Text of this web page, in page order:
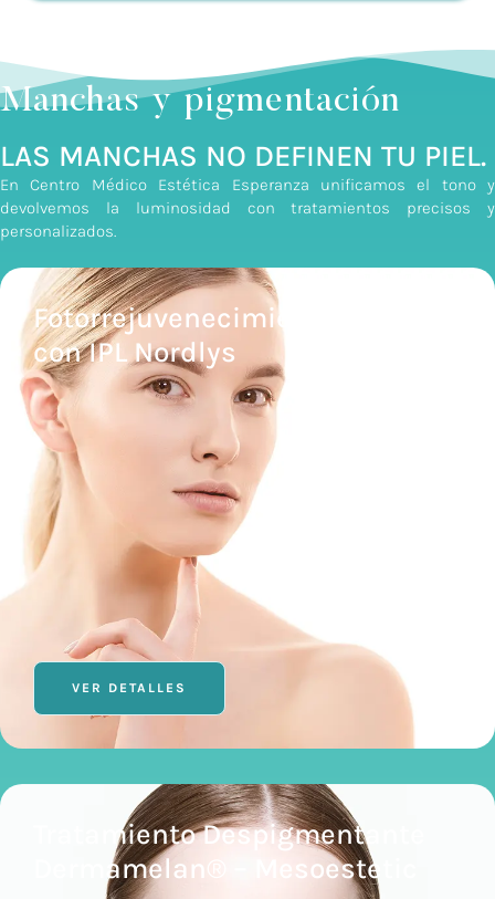
Manchas y pigmentación
LAS MANCHAS NO DEFINEN TU PIEL.
En Centro Médico Estética Esperanza unificamos el tono y
devolvemos la luminosidad con tratamientos precisos y
personalizados.
Fotorrejuvenecimiento Dérmico
con IPL Nordlys
VER DETALLES
Tratamiento Despigmentante
Dermamelan® – Mesoestetic